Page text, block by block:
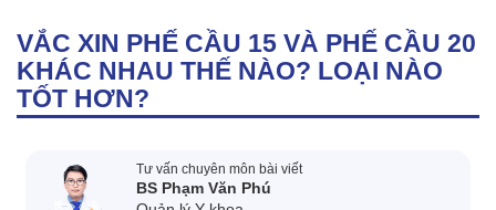
VẮC XIN PHẾ CẦU 15 VÀ PHẾ CẦU 20
KHÁC NHAU THẾ NÀO? LOẠI NÀO
TỐT HƠN?
Tư vấn chuyên môn bài viết
BS Phạm Văn Phú